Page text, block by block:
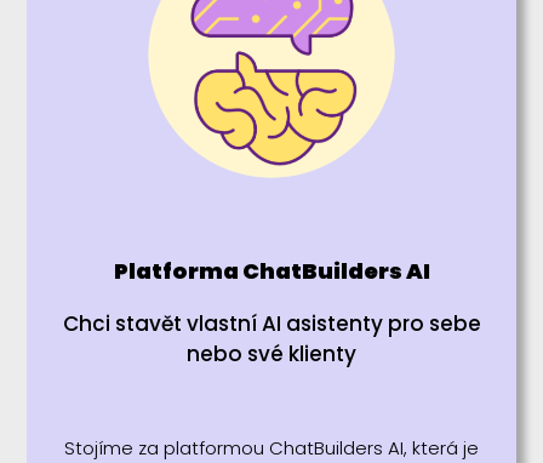
Platforma ChatBuilders AI
Chci stavět vlastní AI asistenty pro sebe
nebo své klienty
Stojíme za platformou ChatBuilders AI, která je